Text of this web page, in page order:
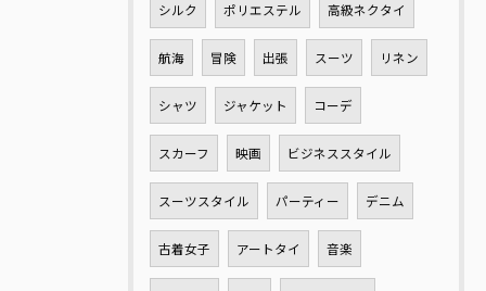
シルク ポリエステル 高級ネクタイ
航海 冒険 出張 スーツ リネン
シャツ ジャケット コーデ
スカーフ 映画 ビジネススタイル
スーツスタイル パーティー デニム
古着女子 アートタイ 音楽